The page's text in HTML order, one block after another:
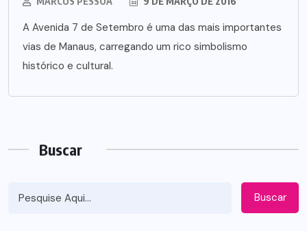
A Avenida 7 de Setembro é uma das mais importantes
vias de Manaus, carregando um rico simbolismo
histórico e cultural.
Buscar
Buscar